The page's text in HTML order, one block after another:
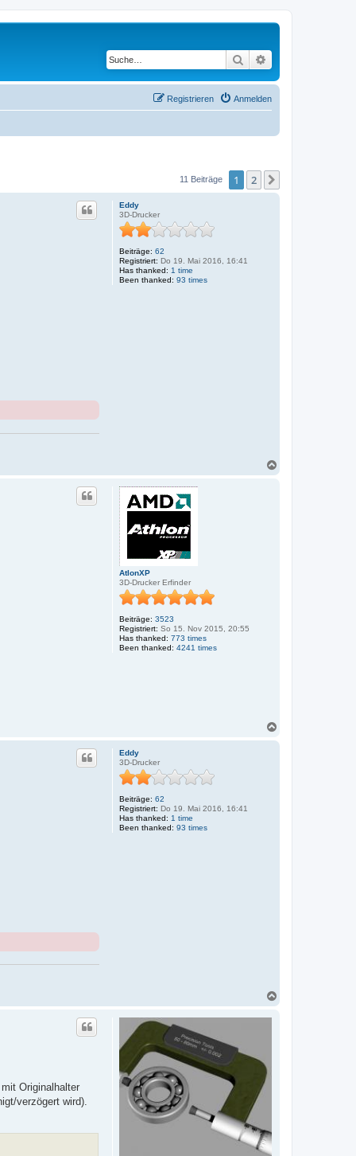
Suche
Anmelden
Registrieren
11 Beiträge 1 2
Eddy
3D-Drucker
Beiträge: 62
Registriert: Do 19. Mai 2016, 16:41
Has thanked: 1 time
Been thanked: 93 times
AtlonXP
3D-Drucker Erfinder
Beiträge: 3523
Registriert: So 15. Nov 2015, 20:55
Has thanked: 773 times
Been thanked: 4241 times
Eddy
3D-Drucker
Beiträge: 62
Registriert: Do 19. Mai 2016, 16:41
Has thanked: 1 time
Been thanked: 93 times
Originalhalter
verzögert wird).